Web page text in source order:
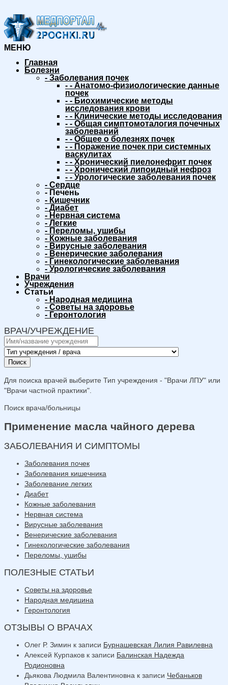
МЕНЮ
Главная
Болезни
- Заболевания почек
- - Анатомо-физиологические данные
почек
- - Биохимические методы
исследования крови
- - Клинические методы исследования
- - Общая симптомоталогия почечных
заболеваний
- - Общее о болезнях почек
- - Поражение почек при системных
васкулитах
- - Хронический пиелонефрит почек
- - Хронический липоидный нефроз
- - Урологические заболевания почек
- Сердце
- Печень
- Кишечник
- Диабет
- Нервная система
- Легкие
- Переломы, ушибы
- Кожные заболевания
- Вирусные заболевания
- Венерические заболевания
- Гинекологические заболевания
- Урологические заболевания
Врачи
Учреждения
Статьи
- Народная медицина
- Советы на здоровье
- Геронтология
ВРАЧ/УЧРЕЖДЕНИЕ
Поиск
Для поиска врачей выберите Тип учреждения - "Врачи ЛПУ" или
"Врачи частной практики".
Поиск врача/больницы
Применение масла чайного дерева
ЗАБОЛЕВАНИЯ И СИМПТОМЫ
Заболевания почек
Заболевания кишечника
Заболевание легких
Диабет
Кожные заболевания
Нервная система
Вирусные заболевания
Венерические заболевания
Гинекологические заболевания
Переломы, ушибы
ПОЛЕЗНЫЕ СТАТЬИ
Советы на здоровье
Народная медицина
Геронтология
ОТЗЫВЫ О ВРАЧАХ
Олег Р. Зимин к записи Бурнашевская Лилия Равилевна
Алексей Курпаков к записи Балинская Надежда
Родионовна
Дьякова Людмила Валентиновна к записи Чебаньков